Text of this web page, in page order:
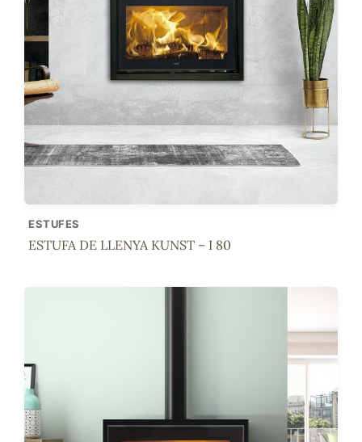
ESTUFES
ESTUFA DE LLENYA KUNST – I 80